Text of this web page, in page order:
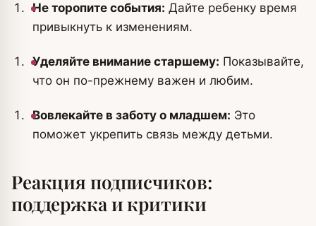
Не торопите события: Дайте ребенку время
привыкнуть к изменениям.
Уделяйте внимание старшему: Показывайте,
что он по-прежнему важен и любим.
Вовлекайте в заботу о младшем: Это
поможет укрепить связь между детьми.
Реакция подписчиков:
поддержка и критики